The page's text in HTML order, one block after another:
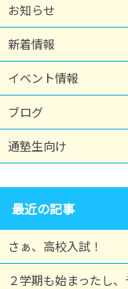
お知らせ
新着情報
イベント情報
ブログ
通塾生向け
最近の記事
さぁ、高校入試！
２学期も始まったし